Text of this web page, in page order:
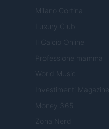
Milano Cortina
Luxury Club
Il Calcio Online
Professione mamma
World Music
Investimenti Magazine
Money 365
Zona Nerd